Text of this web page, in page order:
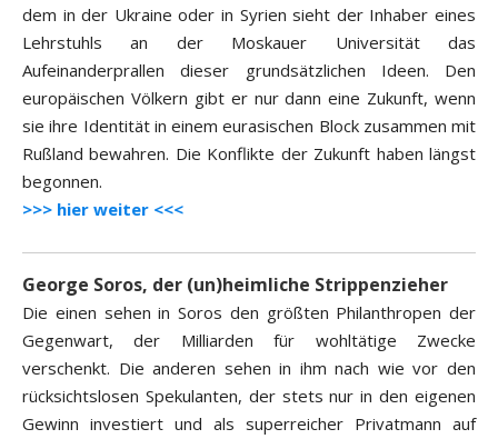
dem in der Ukraine oder in Syrien sieht der Inhaber eines
Lehrstuhls an der Moskauer Universität das
Aufeinanderprallen dieser grundsätzlichen Ideen. Den
europäischen Völkern gibt er nur dann eine Zukunft, wenn
sie ihre Identität in einem eurasischen Block zusammen mit
Rußland bewahren. Die Konflikte der Zukunft haben längst
begonnen.
>>> hier weiter <<<
George Soros, der (un)heimliche Strippenzieher
Die einen sehen in Soros den größten Philanthropen der
Gegenwart, der Milliarden für wohltätige Zwecke
verschenkt. Die anderen sehen in ihm nach wie vor den
rücksichtslosen Spekulanten, der stets nur in den eigenen
Gewinn investiert und als superreicher Privatmann auf